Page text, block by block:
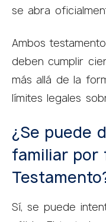
se abra
Ambos
deben cumplir
más allá de la
límites legales
¿Se puede
familiar por
Sí, se puede